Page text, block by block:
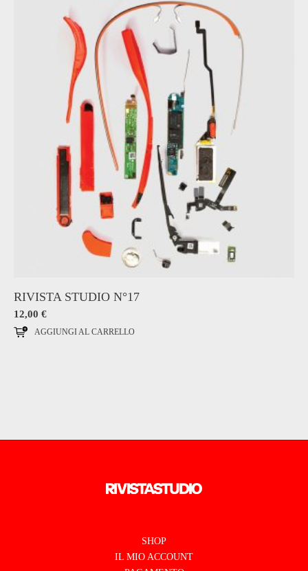
RIVISTA STUDIO N°17
12,00 €
AGGIUNGI AL CARRELLO
SHOP
IL MIO ACCOUNT